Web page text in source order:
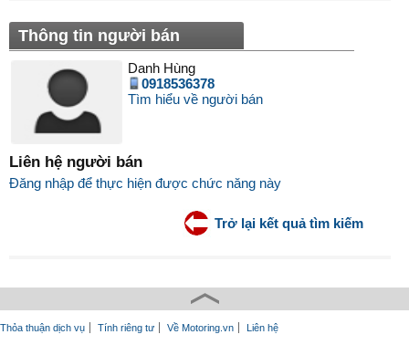
Thông tin người bán
Danh Hùng
0918536378
Tìm hiểu về người bán
Liên hệ người bán
Đăng nhập để thực hiện được chức năng này
Trở lại kết quả tìm kiếm
Thỏa thuận dịch vụ Tính riêng tư Về Motoring.vn Liên hệ